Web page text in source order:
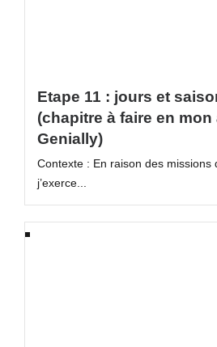
Etape 11 : jours et
(chapitre à faire en
Genially)
Contexte : En raison des missions
j’exerce...